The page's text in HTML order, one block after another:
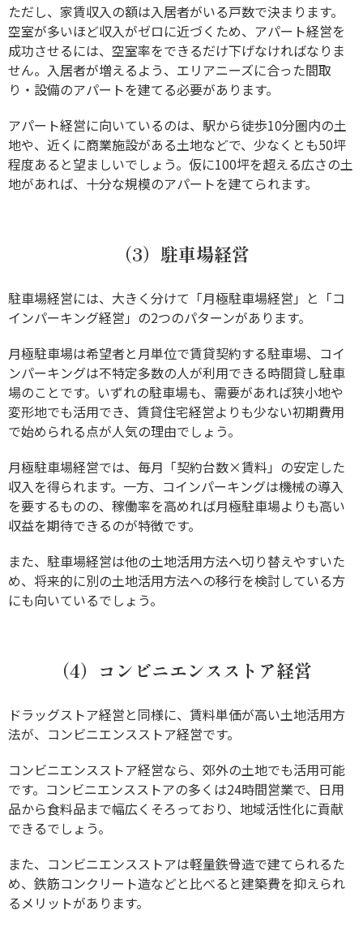
ただし、家賃収入の額は入居者がいる戸数で決まります。
空室が多いほど収入がゼロに近づくため、アパート経営を
成功させるには、空室率をできるだけ下げなければなりま
せん。入居者が増えるよう、エリアニーズに合った間取
り・設備のアパートを建てる必要があります。
アパート経営に向いているのは、駅から徒歩10分圏内の土
地や、近くに商業施設がある土地などで、少なくとも50坪
程度あると望ましいでしょう。仮に100坪を超える広さの土
地があれば、十分な規模のアパートを建てられます。
（3）駐車場経営
駐車場経営には、大きく分けて「月極駐車場経営」と「コ
インパーキング経営」の2つのパターンがあります。
月極駐車場は希望者と月単位で賃貸契約する駐車場、コイ
ンパーキングは不特定多数の人が利用できる時間貸し駐車
場のことです。いずれの駐車場も、需要があれば狭小地や
変形地でも活用でき、賃貸住宅経営よりも少ない初期費用
で始められる点が人気の理由でしょう。
月極駐車場経営では、毎月「契約台数×賃料」の安定した
収入を得られます。一方、コインパーキングは機械の導入
を要するものの、稼働率を高めれば月極駐車場よりも高い
収益を期待できるのが特徴です。
また、駐車場経営は他の土地活用方法へ切り替えやすいた
め、将来的に別の土地活用方法への移行を検討している方
にも向いているでしょう。
（4）コンビニエンスストア経営
ドラッグストア経営と同様に、賃料単価が高い土地活用方
法が、コンビニエンスストア経営です。
コンビニエンスストア経営なら、郊外の土地でも活用可能
です。コンビニエンスストアの多くは24時間営業で、日用
品から食料品まで幅広くそろっており、地域活性化に貢献
できるでしょう。
また、コンビニエンスストアは軽量鉄骨造で建てられるた
め、鉄筋コンクリート造などと比べると建築費を抑えられ
るメリットがあります。